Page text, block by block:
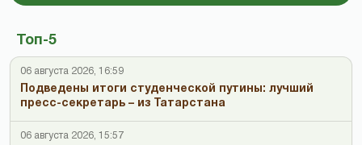
Топ-5
06 августа 2026, 16:59
Подведены итоги студенческой путины: лучший
пресс-секретарь – из Татарстана
06 августа 2026, 15:57